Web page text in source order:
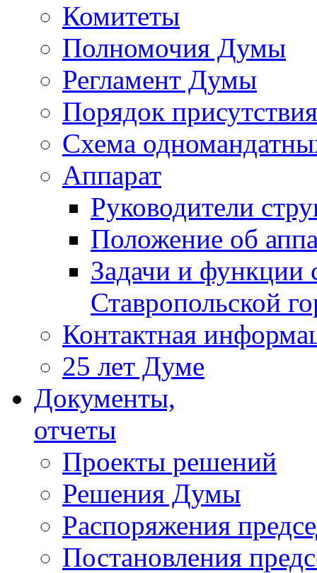
Комитеты
Полномочия Думы
Регламент Думы
Порядок
Схема
Аппарат
Руководители
Положение об
Задачи и функции
Ставропольской
Контактная
25 лет Думе
Документы,
отчеты
Проекты решений
Решения Думы
Распоряжения
Постановления